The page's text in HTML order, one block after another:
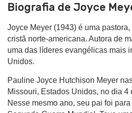
Biografia de Joyce
Joyce Meyer (1943) é uma
cristã norte-americana. Autora de
uma das líderes evangélicas mais
Unidos.
Pauline Joyce Hutchison Meyer
Missouri, Estados Unidos, no dia 4
Nesse mesmo ano, seu pai foi